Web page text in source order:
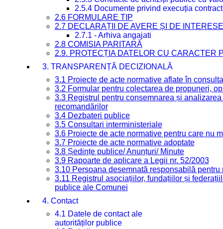
2.5.4 Documente privind execuția
2.6 FORMULARE TIP
2.7 DECLARAȚII DE AVERE ȘI DE INTERESE
2.7.1 - Arhiva angajati
2.8 COMISIA PARITARĂ
2.9. PROTECȚIA DATELOR CU CARACTER
3. TRANSPARENȚĂ DECIZIONALĂ
3.1 Proiecte de acte normative aflate în
3.2 Formular pentru colectarea de propuneri,
3.3 Registrul pentru consemnarea și
recomandărilor
3.4 Dezbateri publice
3.5 Consultari interministeriale
3.6 Proiecte de acte normative pentru care nu
3.7 Proiecte de acte normative adoptate
3.8 Ședințe publice/ Anunțuri/ Minute
3.9 Rapoarte de aplicare a Legii nr. 52/2003
3.10 Persoana desemnată responsabilă
3.11 Registrul asociațiilor, fundațiilor și
publice ale Comunei
4. Contact
4.1 Datele de contact ale
autorităților publice